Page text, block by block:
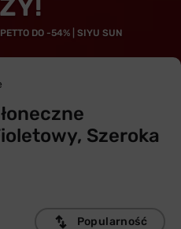
DO -54% | SIYU SUN
Szeroka
Popularność